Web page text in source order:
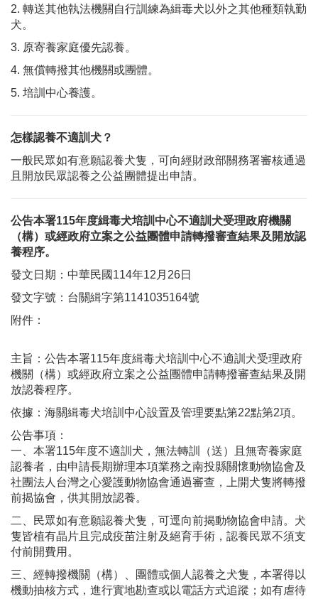
2. 轉送其他執法機關自行訓練為緝毒犬以外之其他種類執勤
犬。
3. 原寄養家庭優先認養。
4. 無償轉撥其他機關或團體。
5. 培訓中心養護。
怎樣認養不適訓犬？
一般民眾如有意願認養犬隻，可向經財政部關務署審核通過
且開放民眾認養之公益團體提出申請。
公告本署115年度緝毒犬培訓中心不適訓犬受理政府機關
（構）或經政府立案之公益團體申請轉撥審查結果及開放認
養程序。
發文日期：中華民國114年12月26日
發文字號：台關緝字第1141035164號
附件：
主旨：​ 公告本署115年度緝毒犬培訓中心不適訓犬受理政府
機關（構）或經政府立案之公益團體申請轉撥審查結果及開
放認養程序。
依據： 海關緝毒犬培訓中心設置及管理要點第22點第2項。
公告事項：
一、 本署115年度不適訓犬，無法轉訓（送）且無寄養家庭
認養者，由申請長期辦理本項業務之南投縣關懷動物協會及
社團法人台灣之心愛護動物協會通過審查，上開犬隻將轉撥
前揭協會，供其開放認養。
二、
民眾如有意願認養犬隻，可逕向前揭動物協會申請。犬
隻皆植有晶片且完成疫苗注射及絕育手術，認養民眾不須支
付前開費用 。
三、 經轉撥機關（構）、團體或個人認養之犬隻，本署得以
機動抽核方式，進行實地勘查或以電話方式追蹤；如有虐待